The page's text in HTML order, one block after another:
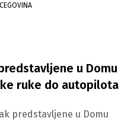
u Domu
ruke do autopilota
predstavljene u Domu